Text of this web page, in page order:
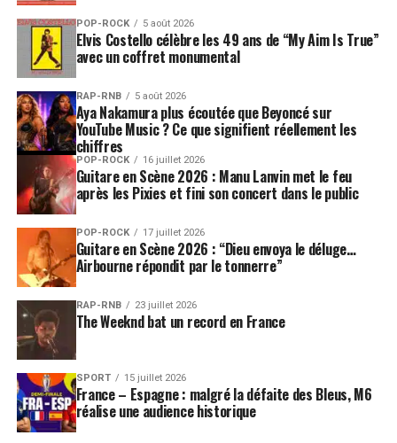
POP-ROCK 5 août 2026
Elvis Costello célèbre les 49 ans de “My Aim Is True”
avec un coffret monumental
RAP-RNB 5 août 2026
Aya Nakamura plus écoutée que Beyoncé sur
YouTube Music ? Ce que signifient réellement les
chiffres
POP-ROCK 16 juillet 2026
Guitare en Scène 2026 : Manu Lanvin met le feu
après les Pixies et fini son concert dans le public
POP-ROCK 17 juillet 2026
Guitare en Scène 2026 : “Dieu envoya le déluge…
Airbourne répondit par le tonnerre”
RAP-RNB 23 juillet 2026
The Weeknd bat un record en France
SPORT 15 juillet 2026
France – Espagne : malgré la défaite des Bleus, M6
réalise une audience historique